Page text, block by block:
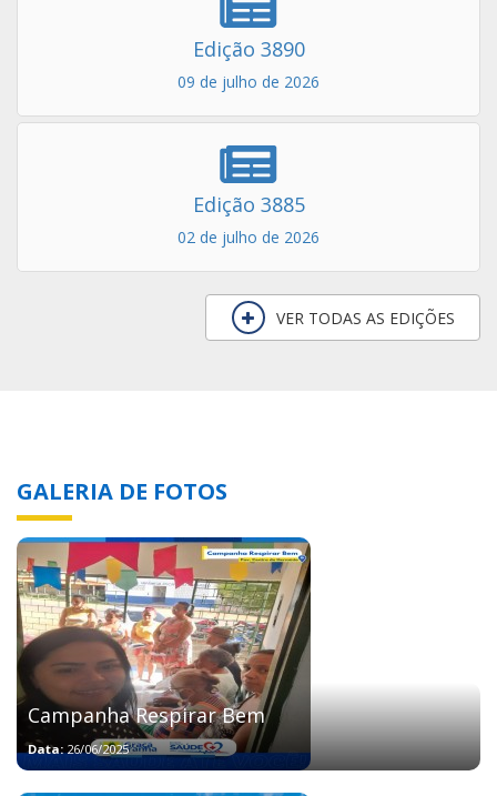
Edição 3890
09 de julho de 2026
Edição 3885
02 de julho de 2026
VER TODAS AS EDIÇÕES
GALERIA DE FOTOS
Campanha Respirar Bem
Data: 26/06/2025